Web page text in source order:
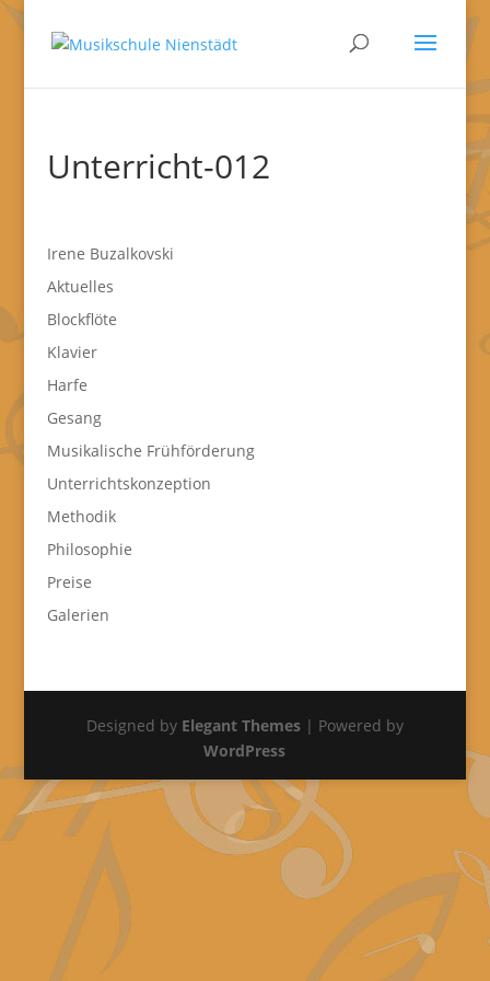
Unterricht-012
Irene Buzalkovski
Aktuelles
Blockflöte
Klavier
Harfe
Gesang
Musikalische Frühförderung
Unterrichtskonzeption
Methodik
Philosophie
Preise
Galerien
Designed by Elegant Themes| Powered by
WordPress